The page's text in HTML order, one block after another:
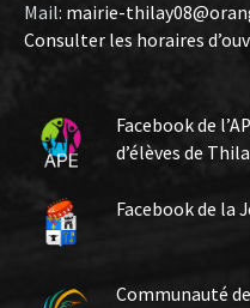
Mail: mairie-
Consulter les horaires
Facebook de
d’élèves de
Facebook de la
Communauté